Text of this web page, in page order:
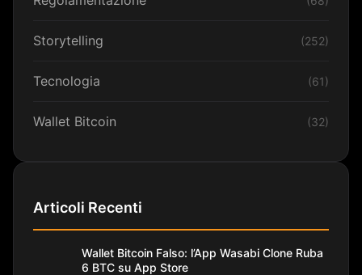
Storytelling (252)
Tecnologia (61)
Wallet Bitcoin (32)
Articoli Recenti
Wallet Bitcoin Falso: l’App Wasabi Clone Ruba
6 BTC su App Store